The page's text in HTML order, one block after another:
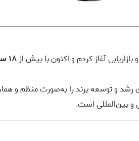
آغاز کردم و اکنون با بیش از ۱۸ سال تجربه تخصصی
و توسعه برند را به‌صورت منظم و
و بین‌المللی است.